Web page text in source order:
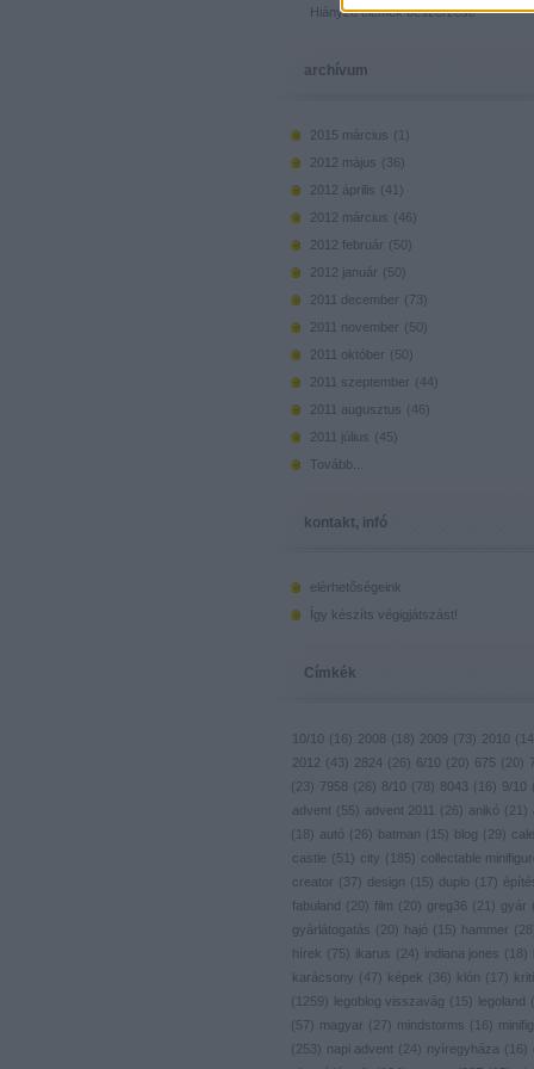
Hiányzó elemek beszerzése
archívum
2015 március (
)
2012 május ( 36 )
2012 április ( 41
)
2012 március ( 46 )
2012 február ( 50)
2012 január ( 50)
2011 december ( 73)
2011 november ( 50)
2011 október ( 50)
2011 szeptember ( 44)
2011 augusztus ( 46 )
2011 július ( 45)
Tovább
kontakt, infó
elérhetőségeink
Így készíts végigjátszást!
Címkék
10/10 ( 16 ) 2008 ( 18 ) 2009 ( 73) 2010 (
2012 ( 43) 2824 ( 26 ) 6/10 ( 20) 675 ( 20)
( 23) 7958 ( 26 ) 8/10 ( 78 ) 8043 ( 16 ) 9/10 (
advent ( 55) advent 2011 ( 26 ) anikó ( 21 )
(
18 ) autó ( 26 ) batman ( 15) blog ( 29)
castle ( 51 ) city ( 185) collectable
creator ( 37) design ( 15) duplo ( 17)
fabuland ( 20) film ( 20) greg36 ( 21 ) gyár (
gyárlátogatás ( 20) hajó ( 15) hammer ( 28
hírek ( 75) ikarus ( 24) indiana jones ( 18 )
karácsony ( 47) képek ( 36 ) klón ( 17)
(
1259) legoblog visszavág ( 15) legoland (
( 57) magyar ( 27) mindstorms ( 16 ) minifig
( 253) napi advent ( 24) nyíregyháza ( 16 )